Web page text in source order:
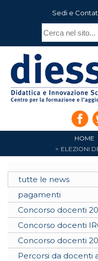
Sedi e
HOME
ELEZIONI
tutte le news
pagamenti
Concorso docenti
Concorso docenti
Concorso docenti
Percorsi da docenti